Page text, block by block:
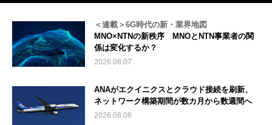
＜連載＞6G時代の新・業界地図
MNO×NTNの新秩序 MNOとNTN事業者の関
係は変化するか？
2026.08.07
ANAがエクイニクスとクラウド接続を刷新、
ネットワーク構築期間が数カ月から数週間へ
2026.08.06